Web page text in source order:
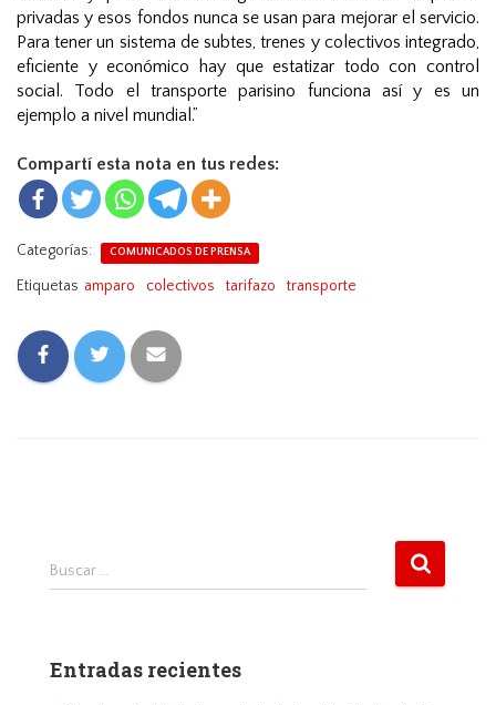
privadas y esos fondos nunca se usan para mejorar el servicio.
Para tener un sistema de subtes, trenes y colectivos integrado,
eficiente y económico hay que estatizar todo con control
social. Todo el transporte parisino funciona así y es un
ejemplo a nivel mundial.”
Compartí esta nota en tus redes:
Categorías: COMUNICADOS DE PRENSA
Etiquetas amparo colectivos tarifazo transporte
B
r
Buscar …
Entradas recientes